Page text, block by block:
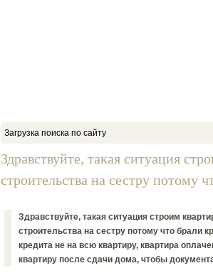
Загрузка поиска по сайту
Здравствуйте, такая ситуация
строительства на сестру потому
Здравствуйте, такая ситуация строим
строительства на сестру потому что брали
кредита не на всю квартиру, квартира
квартиру после сдачи дома, чтобы